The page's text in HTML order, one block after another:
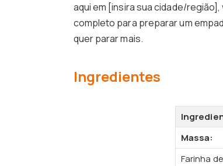
aqui em [insira sua cidade/
completo para preparar um
quer parar mais.
Ingredientes
Massa:
Farinha